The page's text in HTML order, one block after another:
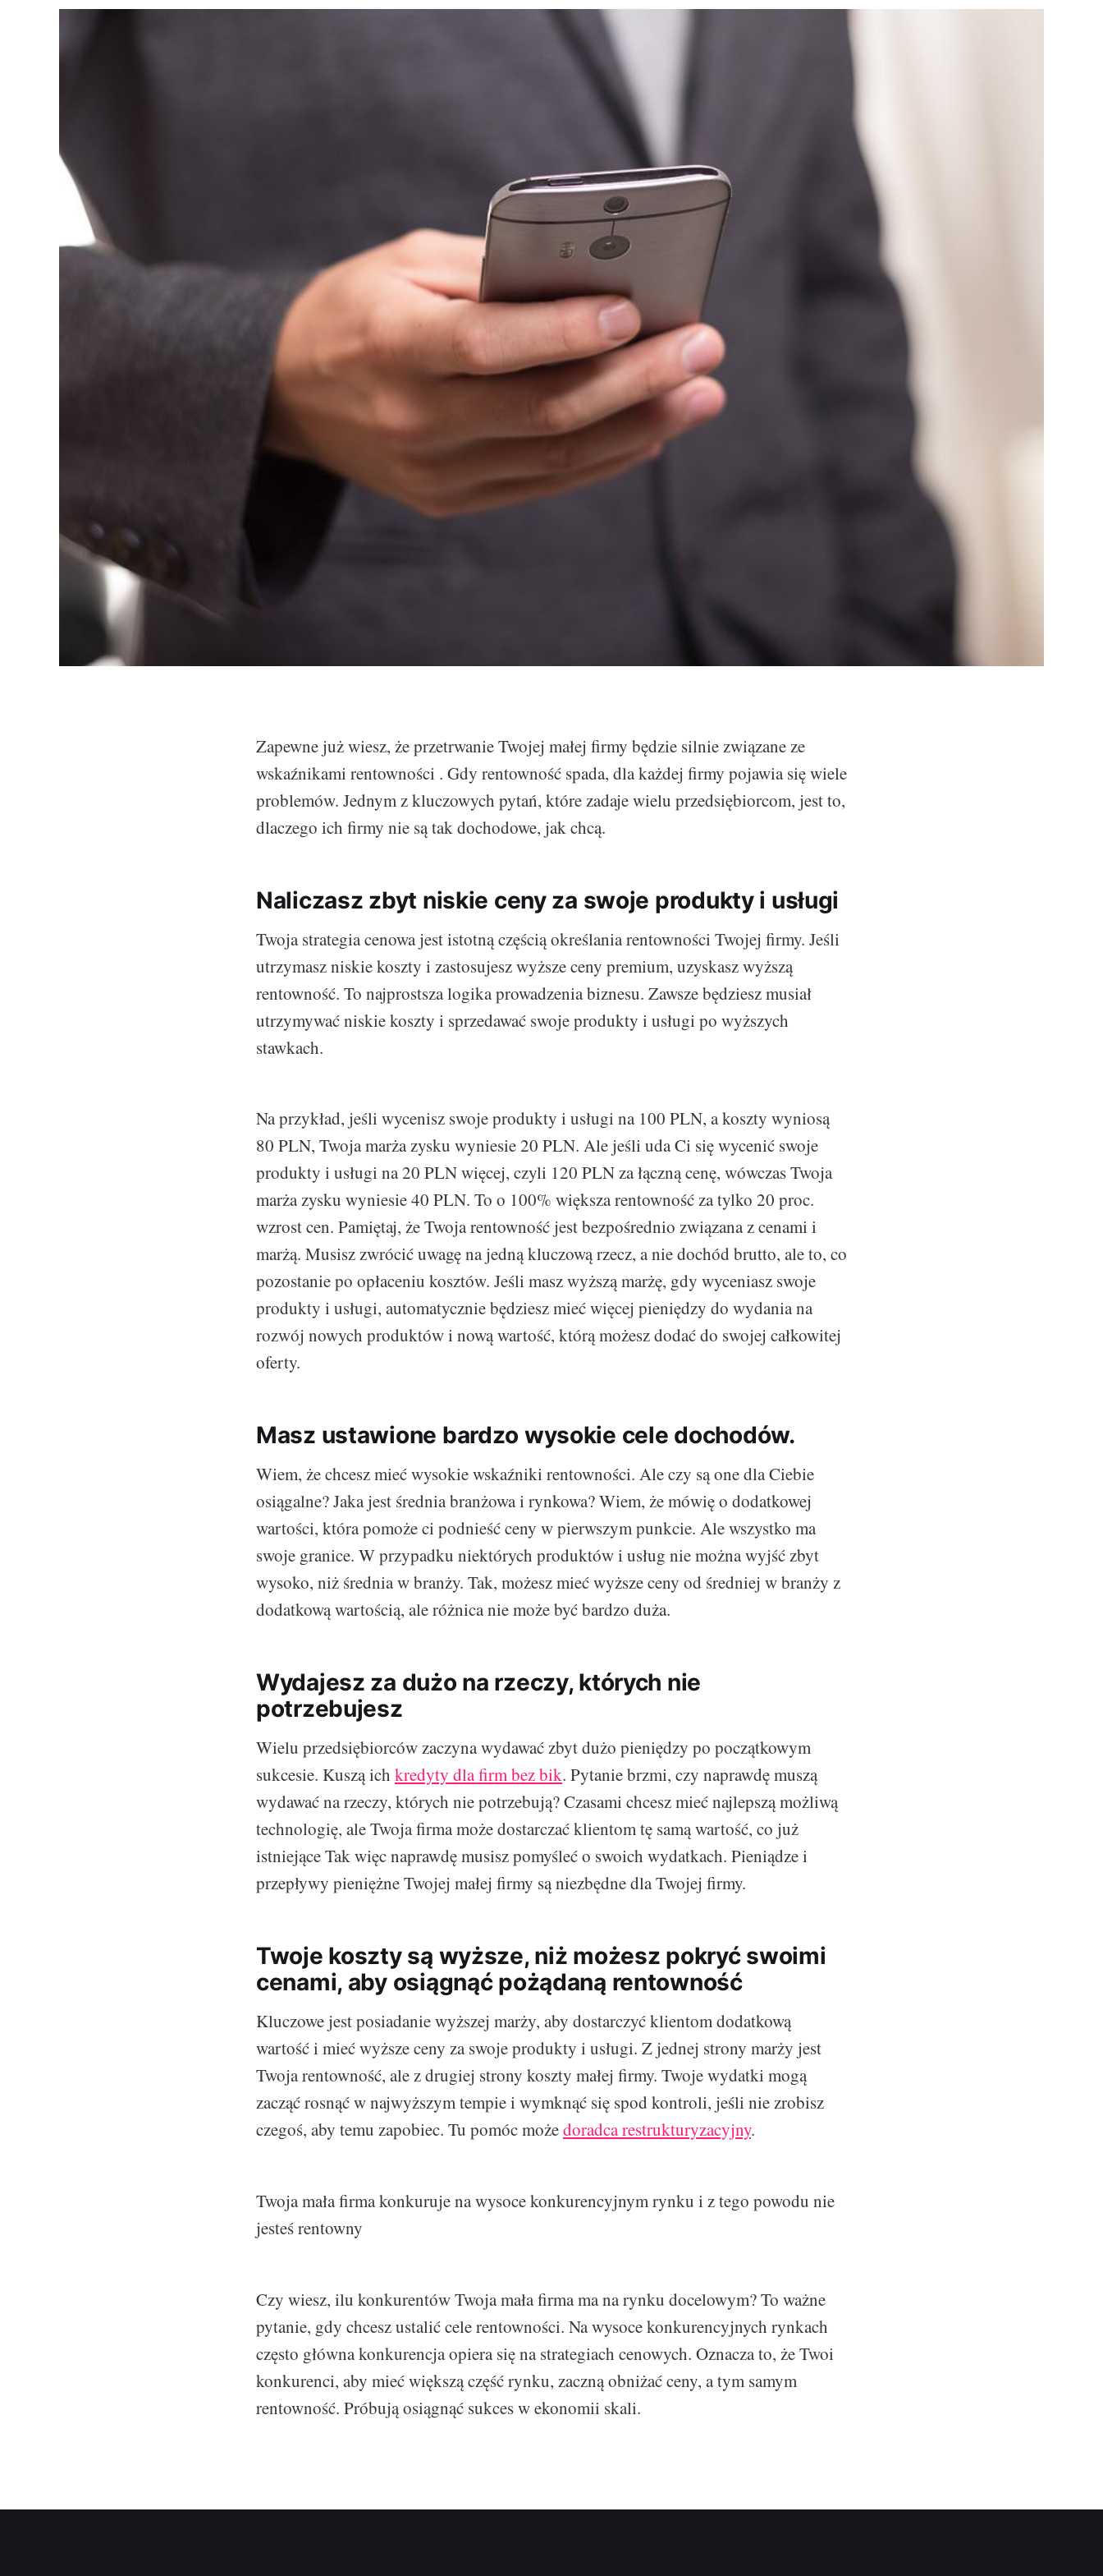
Zapewne już wiesz, że przetrwanie Twojej małej firmy będzie silnie związane ze
wskaźnikami rentowności . Gdy rentowność spada, dla każdej firmy pojawia się wiele
problemów. Jednym z kluczowych pytań, które zadaje wielu przedsiębiorcom, jest to,
dlaczego ich firmy nie są tak dochodowe, jak chcą.
Naliczasz zbyt niskie ceny za swoje produkty i usługi
Twoja strategia cenowa jest istotną częścią określania rentowności Twojej firmy. Jeśli
utrzymasz niskie koszty i zastosujesz wyższe ceny premium, uzyskasz wyższą
rentowność. To najprostsza logika prowadzenia biznesu. Zawsze będziesz musiał
utrzymywać niskie koszty i sprzedawać swoje produkty i usługi po wyższych
stawkach.
Na przykład, jeśli wycenisz swoje produkty i usługi na 100 PLN, a koszty wyniosą
80 PLN, Twoja marża zysku wyniesie 20 PLN. Ale jeśli uda Ci się wycenić swoje
produkty i usługi na 20 PLN więcej, czyli 120 PLN za łączną cenę, wówczas Twoja
marża zysku wyniesie 40 PLN. To o 100% większa rentowność za tylko 20 proc.
wzrost cen. Pamiętaj, że Twoja rentowność jest bezpośrednio związana z cenami i
marżą. Musisz zwrócić uwagę na jedną kluczową rzecz, a nie dochód brutto, ale to, co
pozostanie po opłaceniu kosztów. Jeśli masz wyższą marżę, gdy wyceniasz swoje
produkty i usługi, automatycznie będziesz mieć więcej pieniędzy do wydania na
rozwój nowych produktów i nową wartość, którą możesz dodać do swojej całkowitej
oferty.
Masz ustawione bardzo wysokie cele dochodów.
Wiem, że chcesz mieć wysokie wskaźniki rentowności. Ale czy są one dla Ciebie
osiągalne? Jaka jest średnia branżowa i rynkowa? Wiem, że mówię o dodatkowej
wartości, która pomoże ci podnieść ceny w pierwszym punkcie. Ale wszystko ma
swoje granice. W przypadku niektórych produktów i usług nie można wyjść zbyt
wysoko, niż średnia w branży. Tak, możesz mieć wyższe ceny od średniej w branży z
dodatkową wartością, ale różnica nie może być bardzo duża.
Wydajesz za dużo na rzeczy, których nie
potrzebujesz
Wielu przedsiębiorców zaczyna wydawać zbyt dużo pieniędzy po początkowym
sukcesie. Kuszą ich kredyty dla firm bez bik. Pytanie brzmi, czy naprawdę muszą
wydawać na rzeczy, których nie potrzebują? Czasami chcesz mieć najlepszą możliwą
technologię, ale Twoja firma może dostarczać klientom tę samą wartość, co już
istniejące Tak więc naprawdę musisz pomyśleć o swoich wydatkach. Pieniądze i
przepływy pieniężne Twojej małej firmy są niezbędne dla Twojej firmy.
Twoje koszty są wyższe, niż możesz pokryć swoimi
cenami, aby osiągnąć pożądaną rentowność
Kluczowe jest posiadanie wyższej marży, aby dostarczyć klientom dodatkową
wartość i mieć wyższe ceny za swoje produkty i usługi. Z jednej strony marży jest
Twoja rentowność, ale z drugiej strony koszty małej firmy. Twoje wydatki mogą
zacząć rosnąć w najwyższym tempie i wymknąć się spod kontroli, jeśli nie zrobisz
czegoś, aby temu zapobiec. Tu pomóc możedoradca restrukturyzacyjny.
Twoja mała firma konkuruje na wysoce konkurencyjnym rynku i z tego powodu nie
jesteś rentowny
Czy wiesz, ilu konkurentów Twoja mała firma ma na rynku docelowym? To ważne
pytanie, gdy chcesz ustalić cele rentowności. Na wysoce konkurencyjnych rynkach
często główna konkurencja opiera się na strategiach cenowych. Oznacza to, że Twoi
konkurenci, aby mieć większą część rynku, zaczną obniżać ceny, a tym samym
rentowność. Próbują osiągnąć sukces w ekonomii skali.